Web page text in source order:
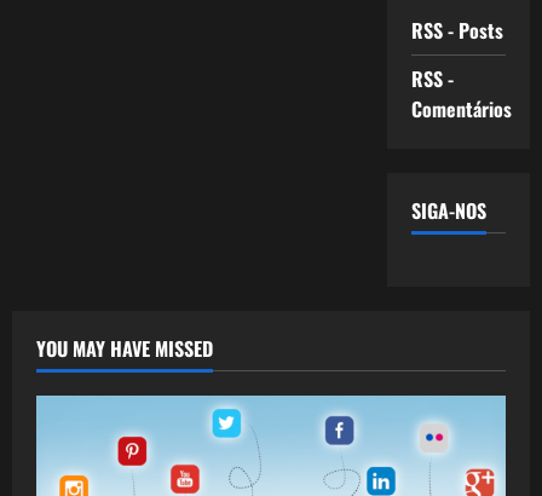
RSS - Posts
RSS -
Comentários
SIGA-NOS
YOU MAY HAVE MISSED